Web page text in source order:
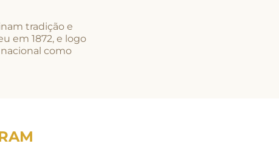
tradição e
em 1872, e logo
como